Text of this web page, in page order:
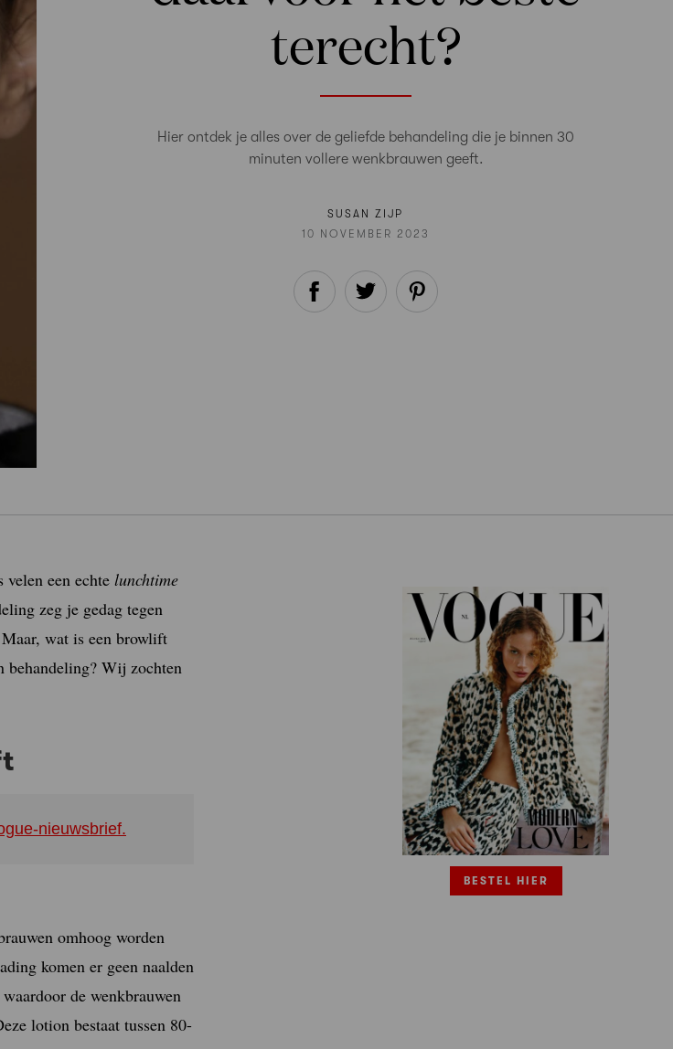
terecht?
Hier ontdek je alles over de geliefde behandeling die je binnen 30
minuten vollere wenkbrauwen geeft.
SUSAN ZIJP
10 NOVEMBER 2023
een echte lunchtime
zeg je gedag tegen
wat is een browlift
behandeling? Wij zochten
nieuwsbrief.
omhoog worden
komen er geen naalden
de wenkbrauwen
lotion bestaat tussen 80-
BESTEL HIER